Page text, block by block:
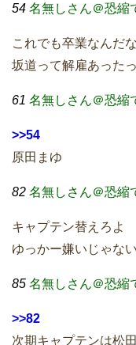
54 名無しさん＠恐縮
これでも卒業なんだな
坂道って解雇あった
61 名無しさん＠恐縮
>>54
原田まゆ
82 名無しさん＠恐縮
キャプテン替えろよ
ゆっかー嫌いじゃな
85 名無しさん＠恐縮
>>82
次期キャプテンは松